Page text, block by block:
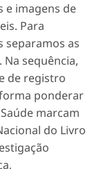
e imagens de
Para
separamos as
sequência,
de registro
ponderar
marcam
do Livro